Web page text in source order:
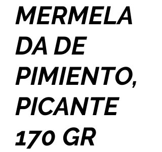
MERMELA
DA DE
PIMIENTO,
PICANTE
170 GR